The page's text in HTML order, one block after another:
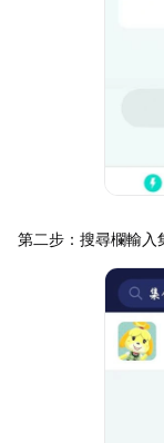
第二步：搜尋欄輸入